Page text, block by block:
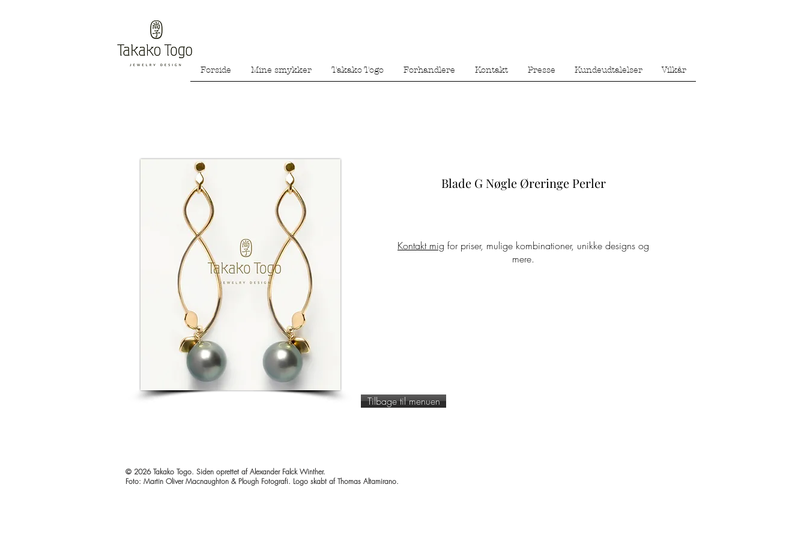
Forside Mine smykker Takako Togo Forhandlere Kontakt Presse Kundeudtalelser Vilkår
Blade G Nøgle Øreringe Perler
Kontakt mig for priser, mulige kombinationer, unikke designs og
mere.
Tilbage til menuen
© 2026 Takako Togo. Siden oprettet af Alexander Falck Winther.
Foto: Martin Oliver Macnaughton & Plough Fotografi. Logo skabt af Thomas Altamirano.